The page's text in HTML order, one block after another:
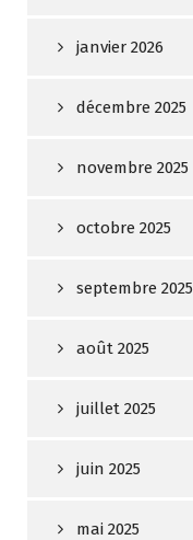
janvier 2026
décembre 2025
novembre 2025
octobre 2025
septembre 2025
août 2025
juillet 2025
juin 2025
mai 2025